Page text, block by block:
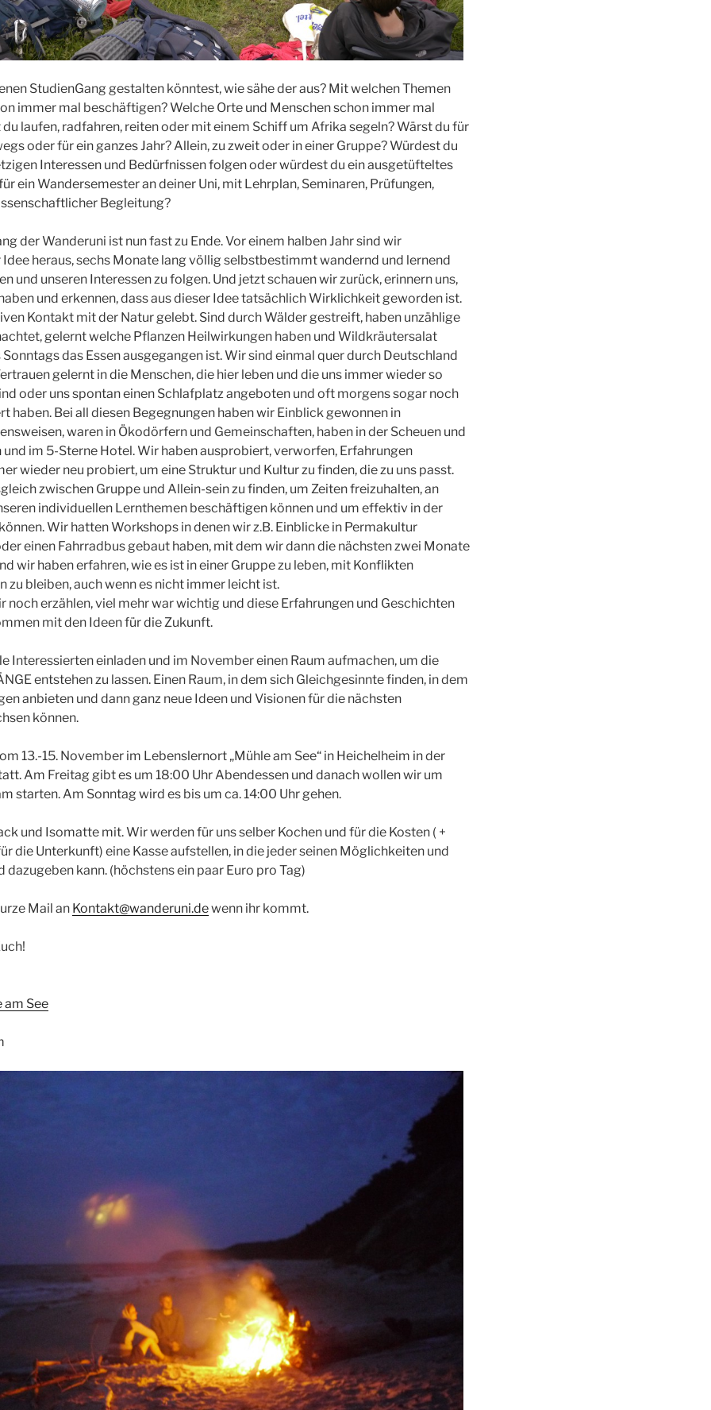
StudienGang gestalten könntest, wie sähe der aus? Mit welchen Themen
immer mal beschäftigen? Welche Orte und Menschen schon immer mal
laufen, radfahren, reiten oder mit einem Schiff um Afrika segeln? Wärst du für
oder für ein ganzes Jahr? Allein, zu zweit oder in einer Gruppe? Würdest du
Interessen und Bedürfnissen folgen oder würdest du ein ausgetüfteltes
ein Wandersemester an deiner Uni, mit Lehrplan, Seminaren, Prüfungen,
Begleitung?
der Wanderuni ist nun fast zu Ende. Vor einem halben Jahr sind wir
Idee heraus, sechs Monate lang völlig selbstbestimmt wandernd und lernend
und unseren Interessen zu folgen. Und jetzt schauen wir zurück, erinnern uns,
und erkennen, dass aus dieser Idee tatsächlich Wirklichkeit geworden ist.
Kontakt mit der Natur gelebt. Sind durch Wälder gestreift, haben unzählige
gelernt welche Pflanzen Heilwirkungen haben und Wildkräutersalat
Sonntags das Essen ausgegangen ist. Wir sind einmal quer durch Deutschland
gelernt in die Menschen, die hier leben und die uns immer wieder so
oder uns spontan einen Schlafplatz angeboten und oft morgens sogar noch
haben. Bei all diesen Begegnungen haben wir Einblick gewonnen in
waren in Ökodörfern und Gemeinschaften, haben in der Scheuen und
im 5-Sterne Hotel. Wir haben ausprobiert, verworfen, Erfahrungen
wieder neu probiert, um eine Struktur und Kultur zu finden, die zu uns passt.
zwischen Gruppe und Allein-sein zu finden, um Zeiten freizuhalten, an
individuellen Lernthemen beschäftigen können und um effektiv in der
Wir hatten Workshops in denen wir z.B. Einblicke in Permakultur
einen Fahrradbus gebaut haben, mit dem wir dann die nächsten zwei Monate
wir haben erfahren, wie es ist in einer Gruppe zu leben, mit Konflikten
zu bleiben, auch wenn es nicht immer leicht ist.
noch erzählen, viel mehr war wichtig und diese Erfahrungen und Geschichten
mit den Ideen für die Zukunft.
Interessierten einladen und im November einen Raum aufmachen, um die
entstehen zu lassen. Einen Raum, in dem sich Gleichgesinnte finden, in dem
anbieten und dann ganz neue Ideen und Visionen für die nächsten
können.
13.-15. November im Lebenslernort „Mühle am See“ in Heichelheim in der
Am Freitag gibt es um 18:00 Uhr Abendessen und danach wollen wir um
starten. Am Sonntag wird es bis um ca. 14:00 Uhr gehen.
und Isomatte mit. Wir werden für uns selber Kochen und für die Kosten ( +
die Unterkunft) eine Kasse aufstellen, in die jeder seinen Möglichkeiten und
kann. (höchstens ein paar Euro pro Tag)
Mail an Kontakt@wanderuni.dewenn ihr kommt.
am See